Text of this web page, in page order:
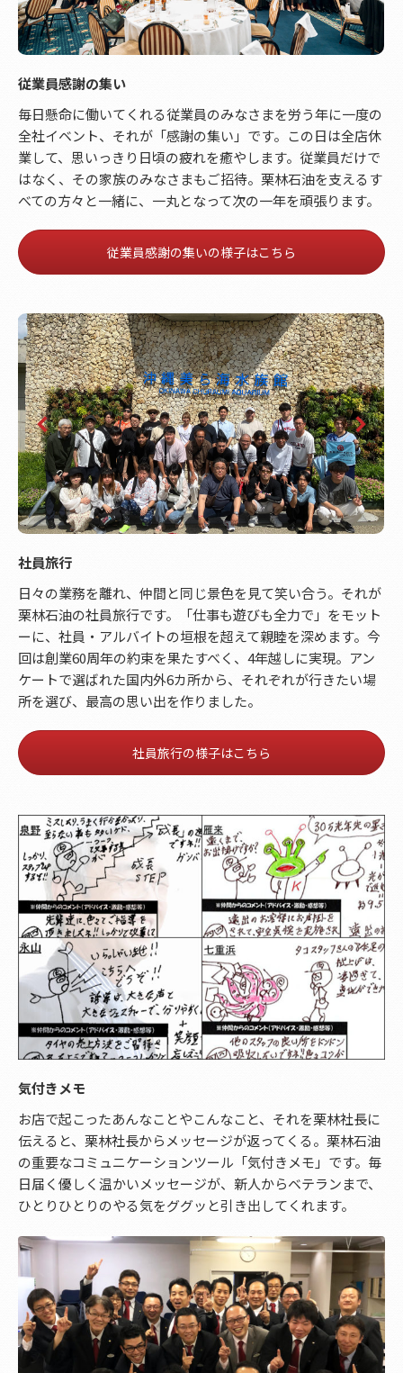
従業員感謝の集い
毎日懸命に働いてくれる従業員のみなさまを労う年に一度の
全社イベント、それが「感謝の集い」です。この日は全店休
業して、思いっきり日頃の疲れを癒やします。従業員だけで
はなく、その家族のみなさまもご招待。栗林石油を支えるす
べての方々と一緒に、一丸となって次の一年を頑張ります。
従業員感謝の集いの様子はこちら
社員旅行
日々の業務を離れ、仲間と同じ景色を見て笑い合う。それが
栗林石油の社員旅行です。「仕事も遊びも全力で」をモット
ーに、社員・アルバイトの垣根を超えて親睦を深めます。今
回は創業60周年の約束を果たすべく、4年越しに実現。アン
ケートで選ばれた国内外6カ所から、それぞれが行きたい場
所を選び、最高の思い出を作りました。
社員旅行の様子はこちら
気付きメモ
お店で起こったあんなことやこんなこと、それを栗林社長に
伝えると、栗林社長からメッセージが返ってくる。栗林石油
の重要なコミュニケーションツール「気付きメモ」です。毎
日届く優しく温かいメッセージが、新人からベテランまで、
ひとりひとりのやる気をググッと引き出してくれます。